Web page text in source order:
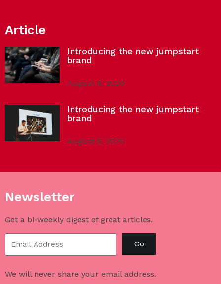
Article
Introducing the new jumpstart
brand
August 6, 2020
Introducing the new jumpstart
brand
August 6, 2020
Newsletter
Get a bi-weekly digest of great articles.
Go
We will never share your email address.